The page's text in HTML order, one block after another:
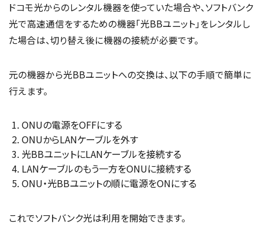
ドコモ光からのレンタル機器を使っていた場合や、ソフトバンク
光で高速通信をするための機器「光BBユニット」をレンタルし
た場合は、切り替え後に機器の接続が必要です。
元の機器から光BBユニットへの交換は、以下の手順で簡単に
行えます。
ONUの電源をOFFにする
ONUからLANケーブルを外す
光BBユニットにLANケーブルを接続する
LANケーブルのもう一方をONUに接続する
ONU・光BBユニットの順に電源をONにする
これでソフトバンク光は利用を開始できます。